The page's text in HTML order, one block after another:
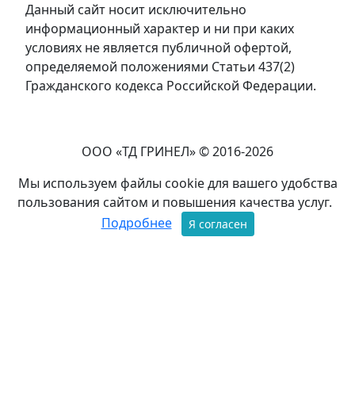
Данный сайт носит исключительно
информационный характер и ни при каких
условиях не является публичной офертой,
определяемой положениями Статьи 437(2)
Гражданского кодекса Российской Федерации.
ООО «ТД ГРИНЕЛ» © 2016-2026
Мы используем файлы cookie для вашего удобства
пользования сайтом и повышения качества услуг.
Подробнее
Я согласен